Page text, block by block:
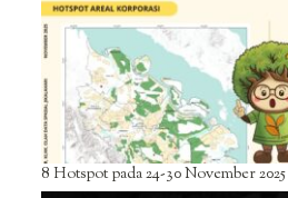
8 Hotspot pada 24-30 November 2025